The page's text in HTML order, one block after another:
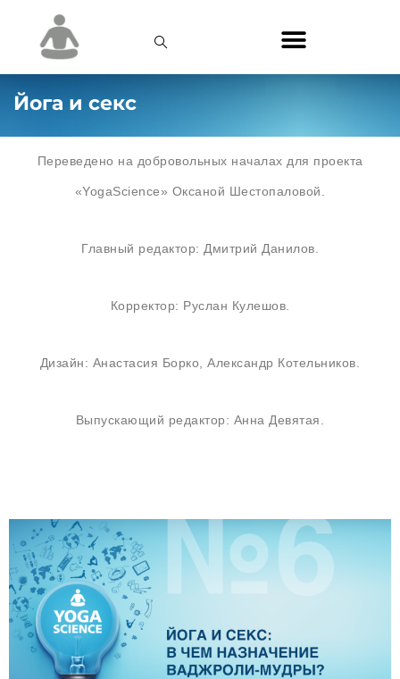
Йога и секс
Переведено на добровольных началах для проекта
«YogaScience» Оксаной Шестопаловой.
Главный редактор: Дмитрий Данилов.
Корректор: Руслан Кулешов.
Дизайн: Анастасия Борко, Александр Котельников.
Выпускающий редактор: Анна Девятая.